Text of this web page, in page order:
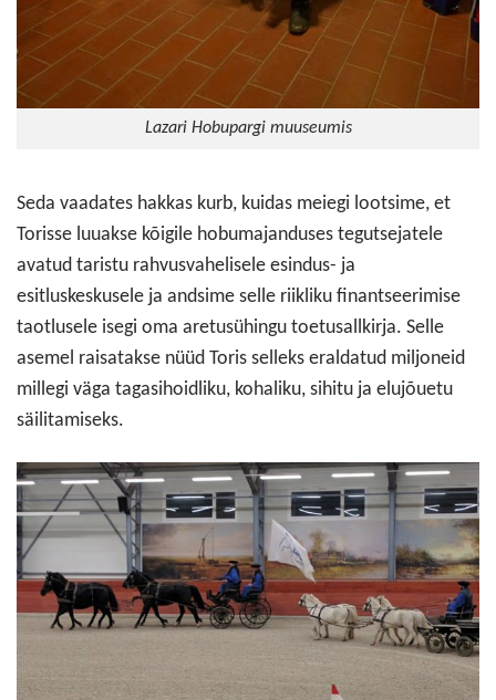
Lazari Hobupargi muuseumis
Seda vaadates hakkas kurb, kuidas meiegi lootsime, et
Torisse luuakse kõigile hobumajanduses tegutsejatele
avatud taristu rahvusvahelisele esindus- ja
esitluskeskusele ja andsime selle riikliku finantseerimise
taotlusele isegi oma aretusühingu toetusallkirja. Selle
asemel raisatakse nüüd Toris selleks eraldatud miljoneid
millegi väga tagasihoidliku, kohaliku, sihitu ja elujõuetu
säilitamiseks.